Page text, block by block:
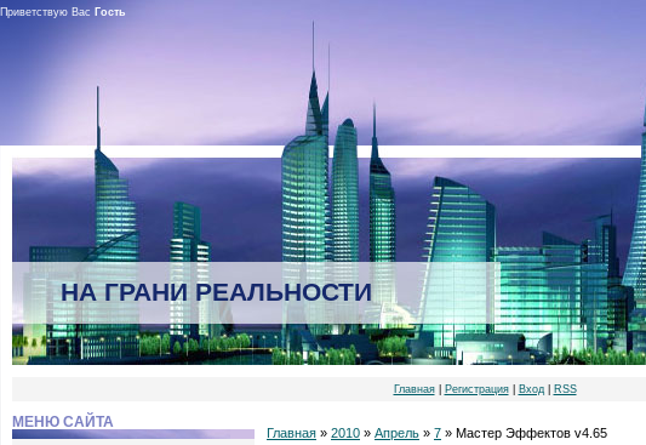
Приветствую Вас Гость
НА ГРАНИ РЕАЛЬНОСТИ
Главная| Регистрация| Вход| RSS
МЕНЮ САЙТА
Главная » 2010 » Апрель » 7 » Мастер Эффектов v4.65